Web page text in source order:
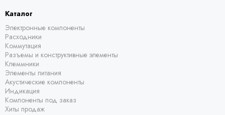
Каталог
Электронные компоненты
Расходники
Коммутация
Разъемы и конструктивные элементы
Клеммники
Элементы питания
Акустические компоненты
Индикация
Компоненты под заказ
Хиты продаж